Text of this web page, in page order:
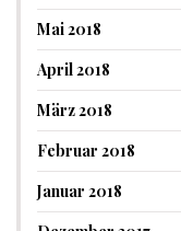
Mai 2018
April 2018
März 2018
Februar 2018
Januar 2018